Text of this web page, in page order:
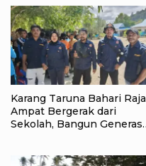
Karang Taruna Bahari Raja
Ampat Bergerak dari
Sekolah, Bangun Generasi